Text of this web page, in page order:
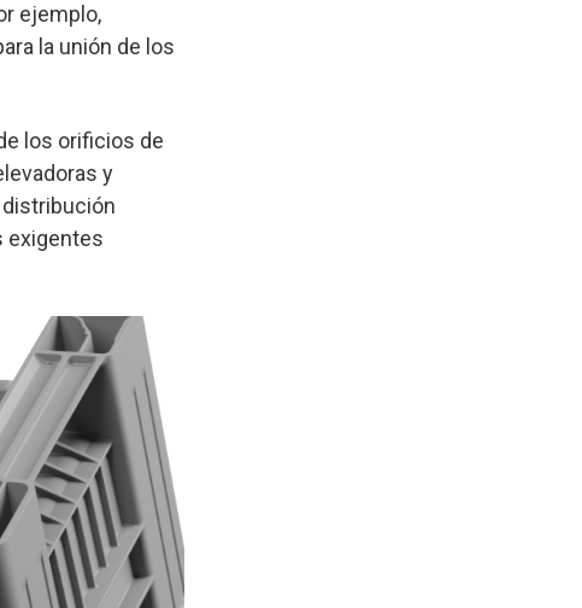
ejemplo,
la unión de los
los orificios de
y
exigentes